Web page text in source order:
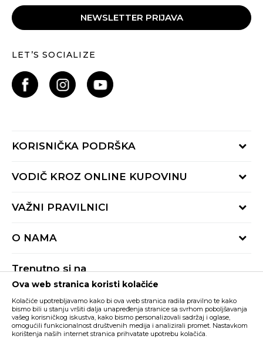
NEWSLETTER PRIJAVA
LET’S SOCIALIZE
KORISNIČKA PODRŠKA
Provjeri status porudžbine
Radno vrijeme 9-16h
VODIČ KROZ ONLINE KUPOVINU
Načini isporuke
Reklamacije
VAŽNI PRAVILNICI
Pravila Sport&Bonus programa
O NAMA
BUZZ Shopovi
Postani dio BUZZ tima
Trenutno si na
Buzz Crna Gora PROMIJENI
Nastojimo da budemo što precizniji u opisu proizvoda, prikazu slika i samih
cijena, ali ne možemo garantovati da su sve informacije kompletne i bez
grešaka. Svi artikli prikazani na sajtu su dio naše ponude i ne podrazumijeva da
su dostupni u svakom trenutku. Raspoloživost robe možete provjeriti pozivom
Ova web stranica koristi kolačiće
Kolačiće upotrebljavamo kako bi ova web stranica radila pravilno te kako
bismo bili u stanju vršiti dalja unapređenja stranice sa svrhom poboljšavanja
vašeg korisničkog iskustva, kako bismo personalizovali sadržaj i oglase,
omogućili funkcionalnost društvenih medija i analizirali promet. Nastavkom
korištenja naših internet stranica prihvatate upotrebu kolačića.